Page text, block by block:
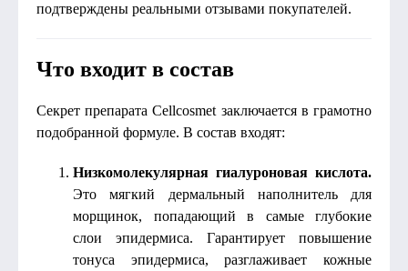
подтверждены реальными отзывами покупателей.
Что входит в состав
Секрет препарата Cellcosmet заключается в грамотно
подобранной формуле. В состав входят:
Низкомолекулярная гиалуроновая кислота.
Это мягкий дермальный наполнитель для
морщинок, попадающий в самые глубокие
слои эпидермиса. Гарантирует повышение
тонуса эпидермиса, разглаживает кожные